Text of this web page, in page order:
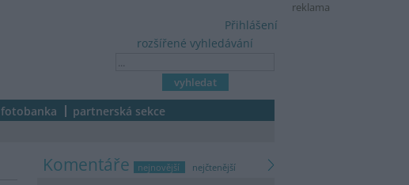
reklama
rozšířené vyhledávání
Přihlášení
fotobanka partnerská sekce
komentáře nejnovější nejčtenější